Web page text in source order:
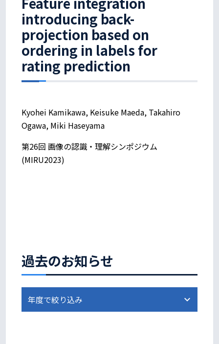
過去のお知らせ
introducing back-
projection based on
ordering in labels for
rating prediction
Kyohei Kamikawa, Keisuke Maeda, Takahiro
Ogawa, Miki Haseyama
第26回 画像の認識・理解シンポジウム
(MIRU2023)